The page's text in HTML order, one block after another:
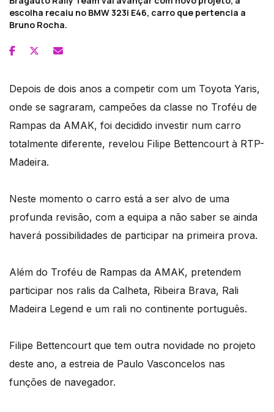
escolha recaiu no BMW 323i E46, carro que pertencia a
Bruno Rocha.
Depois de dois anos a competir com um Toyota Yaris,
onde se sagraram, campeões da classe no Troféu de
Rampas da AMAK, foi decidido investir num carro
totalmente diferente, revelou Filipe Bettencourt à RTP-
Madeira.
Neste momento o carro está a ser alvo de uma
profunda revisão, com a equipa a não saber se ainda
haverá possibilidades de participar na primeira prova.
Além do Troféu de Rampas da AMAK, pretendem
participar nos ralis da Calheta, Ribeira Brava, Rali
Madeira Legend e um rali no continente português.
Filipe Bettencourt que tem outra novidade no projeto
deste ano, a estreia de Paulo Vasconcelos nas
funções de navegador.